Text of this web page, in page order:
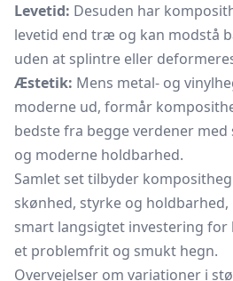
Levetid: Desuden har
levetid end træ og kan modstå
uden at splintre eller
Æstetik: Mens metal- og
moderne ud, formår
bedste fra begge verdener
og moderne holdbarhed.
Samlet set tilbyder
skønhed, styrke og
smart langsigtet investering for
et problemfrit og smukt hegn.
Overvejelser om variationer i